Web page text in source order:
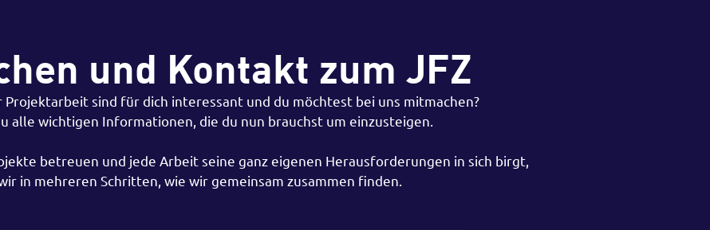
und Kontakt zum JFZ
Projektarbeit sind für dich interessant und du möchtest bei uns mitmachen?
alle wichtigen Informationen, die du nun brauchst um einzusteigen.
betreuen und jede Arbeit seine ganz eigenen Herausforderungen in sich birgt,
in mehreren Schritten, wie wir gemeinsam zusammen finden.